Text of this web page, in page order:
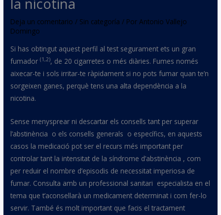
la nicotina
Deja un comentario / Sin categoría / PorAntonio Vallejo
Domingo
Si has obtingut aquest perfil al test segurament ets un gran
fumador(1,2), de 20 cigarretes o més diàries. Fumes només
aixecar-te i sols irritar-te ràpidament si no pots fumar quan te’n
sorgeixen ganes, perquè tens una alta dependència a la
nicotina.
Sense menysprear ni descartar els consells tant per superar
l’abstinència o els consells generals o específics, en aquests
casos la medicació pot ser el recurs més important per
controlar tant la intensitat de la síndrome d’abstinència , com
per reduir el nombre d’episodis de necessitat imperiosa de
fumar. Consulta amb un professional sanitari especialista en el
tema que t’aconsellarà un medicament determinat i com fer-lo
servir. També és molt important que facis el tractament